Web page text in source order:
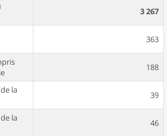
3 267
363
188
la
39
la
46